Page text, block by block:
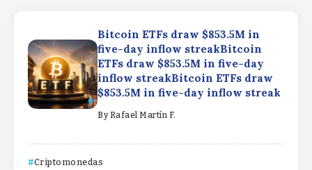
Bitcoin ETFs draw $853.5M in
five-day inflow streakBitcoin
ETFs draw $853.5M in five-day
inflow streakBitcoin ETFs draw
$853.5M in five-day inflow streak
By Rafael Martín F.
Criptomonedas